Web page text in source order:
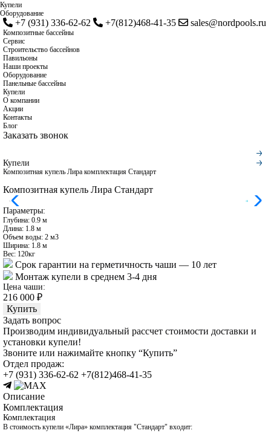
Купели
Оборудование
+7 (931) 336-62-62 +7(812)468-41-35 sales@nordpools.ru
Композитные бассейны
Cервис
Строительство бассейнов
Павильоны
Наши проекты
Оборудование
Панельные бассейны
Купели
О компании
Акции
Контакты
Блог
Заказать звонок
Купели
Композитная купель Лира комплектация Стандарт
Композитная купель Лира Стандарт
Параметры:
Глубина: 0.9 м
Длина: 1.8 м
Объем воды: 2 м3
Ширина: 1.8 м
Вес: 120кг
Срок гарантии на герметичность чаши — 10 лет
Монтаж купели в среднем 3-4 дня
Цена чаши:
216 000 ₽
Купить
Задать вопрос
Производим индивидуальный рассчет стоимости доставки и
установки купели!
Звоните или нажимайте кнопку “Купить”
Отдел продаж:
+7 (931) 336-62-62 +7(812)468-41-35
Описание
Комплектация
Комплектация
В стоимость купели «Лира» комплектация "Стандарт" входит: